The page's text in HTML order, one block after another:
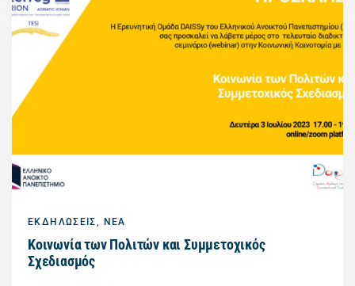
ΕΚΔΗΛΩΣΕΙΣ, ΝΕΑ
Κοινωνία των Πολιτών και Συμμετοχικός
Σχεδιασμός